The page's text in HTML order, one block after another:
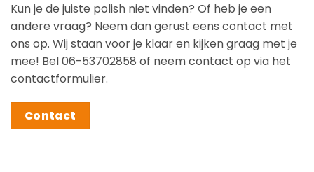
Kun je de juiste polish niet vinden? Of heb je een
andere vraag? Neem dan gerust eens contact met
ons op. Wij staan voor je klaar en kijken graag met je
mee! Bel 06-53702858 of neem contact op via het
contactformulier.
Contact